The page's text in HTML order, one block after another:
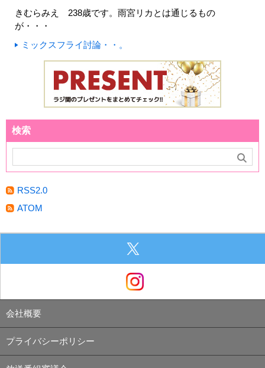
きむらみえ 238歳です。雨宮リカとは通じるもの
が・・・
ミックスフライ討論・・。
検索
RSS2.0
ATOM
会社概要
プライバシーポリシー